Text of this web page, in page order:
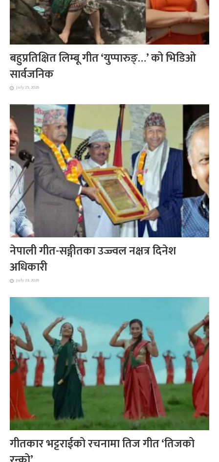
बहुप्रतिक्षित लिम्बू गीत ‘युप्पारुङ्…’ को भिडिओ
सार्वजनिक
July 25, 2026
नेपाली गीत-सङ्गीतका उज्ज्वल नक्षत्र दिनेश
अधिकारी
July 23, 2026
गीतकार भट्टराईको रचनामा तिज गीत ‘तिजको